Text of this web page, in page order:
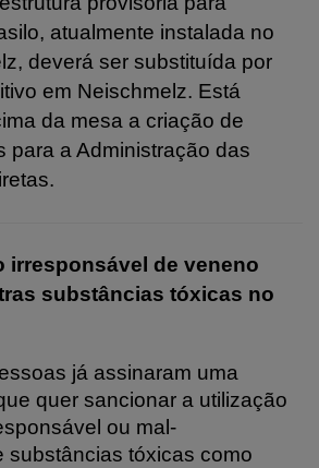
atualmente instalada no
deverá ser substituída por
em Neischmelz. Está
da mesa a criação de
para a Administração das
irresponsável de veneno
substâncias tóxicas no
já assinaram uma
quer sancionar a utilização
ou mal-
substâncias tóxicas como